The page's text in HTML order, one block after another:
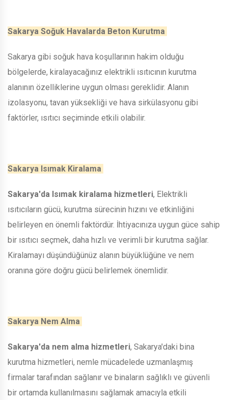
Sakarya Soğuk Havalarda Beton Kurutma
Sakarya gibi soğuk hava koşullarının hakim olduğu
bölgelerde, kiralayacağınız elektrikli ısıtıcının kurutma
alanının özelliklerine uygun olması gereklidir. Alanın
izolasyonu, tavan yüksekliği ve hava sirkülasyonu gibi
faktörler, ısıtıcı seçiminde etkili olabilir.
Sakarya Isımak Kiralama
Sakarya'da Isımak kiralama hizmetleri, Elektrikli
ısıtıcıların gücü, kurutma sürecinin hızını ve etkinliğini
belirleyen en önemli faktördür. İhtiyacınıza uygun güce sahip
bir ısıtıcı seçmek, daha hızlı ve verimli bir kurutma sağlar.
Kiralamayı düşündüğünüz alanın büyüklüğüne ve nem
oranına göre doğru gücü belirlemek önemlidir.
Sakarya Nem Alma
Sakarya'da nem alma hizmetleri, Sakarya'daki bina
kurutma hizmetleri, nemle mücadelede uzmanlaşmış
firmalar tarafından sağlanır ve binaların sağlıklı ve güvenli
bir ortamda kullanılmasını sağlamak amacıyla etkili